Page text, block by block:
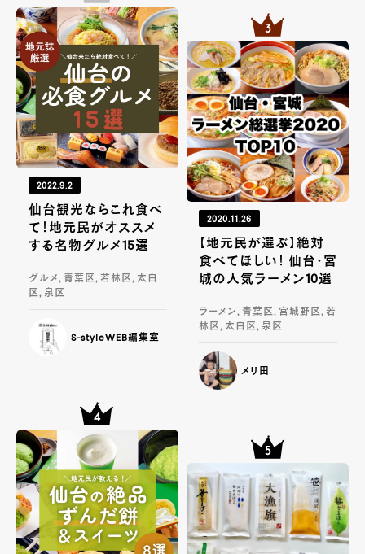
2022.9.2
仙台観光ならこれ食べ
て！地元民がオススメ
する名物グルメ15選
グルメ, 青葉区, 若林区, 太白
区, 泉区
S-styleWEB編集室
2020.11.26
【地元民が選ぶ】絶対
食べてほしい！ 仙台・宮
城の人気ラーメン10選
ラーメン, 青葉区, 宮城野区, 若
林区, 太白区, 泉区
メリ田